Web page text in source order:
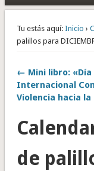
Tu estás aquí: Inicio ›
palillos para
← Mini libro: «Día
Internacional
Violencia hacia la
de